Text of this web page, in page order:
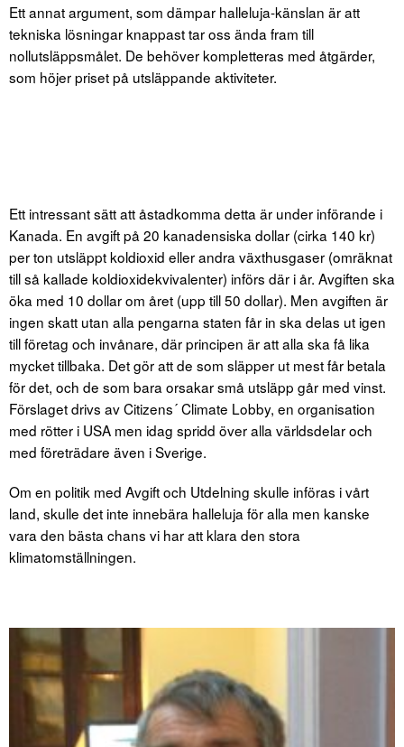
Ett annat argument, som dämpar halleluja-känslan är att
tekniska lösningar knappast tar oss ända fram till
nollutsläppsmålet. De behöver kompletteras med åtgärder,
som höjer priset på utsläppande aktiviteter.
Ett intressant sätt att åstadkomma detta är under införande i
Kanada. En avgift på 20 kanadensiska dollar (cirka 140 kr)
per ton utsläppt koldioxid eller andra växthusgaser (omräknat
till så kallade koldioxidekvivalenter) införs där i år. Avgiften ska
öka med 10 dollar om året (upp till 50 dollar). Men avgiften är
ingen skatt utan alla pengarna staten får in ska delas ut igen
till företag och invånare, där principen är att alla ska få lika
mycket tillbaka. Det gör att de som släpper ut mest får betala
för det, och de som bara orsakar små utsläpp går med vinst.
Förslaget drivs av Citizens´ Climate Lobby, en organisation
med rötter i USA men idag spridd över alla världsdelar och
med företrädare även i Sverige.
Om en politik med Avgift och Utdelning skulle införas i vårt
land, skulle det inte innebära halleluja för alla men kanske
vara den bästa chans vi har att klara den stora
klimatomställningen.